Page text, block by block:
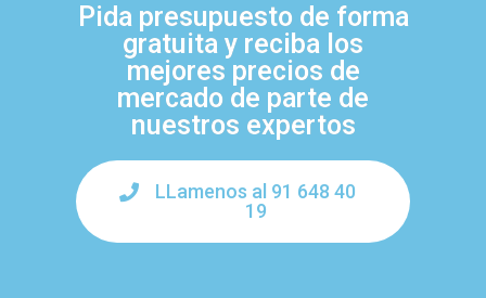
Pida presupuesto de forma
gratuita y reciba los
mejores precios de
mercado de parte de
nuestros expertos
LLamenos al 91 648 40
19